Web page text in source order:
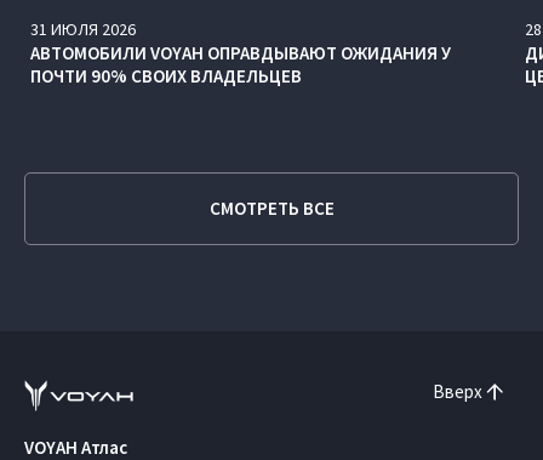
31 ИЮЛЯ 2026
АВТОМОБИЛИ VOYAH ОПРАВДЫВАЮТ ОЖИДАНИЯ У
ПОЧТИ 90% СВОИХ ВЛАДЕЛЬЦЕВ
28
СМОТРЕТЬ ВСЕ
Вверх
VOYAH Атлас